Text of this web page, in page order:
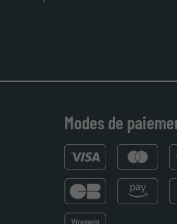
Modes de